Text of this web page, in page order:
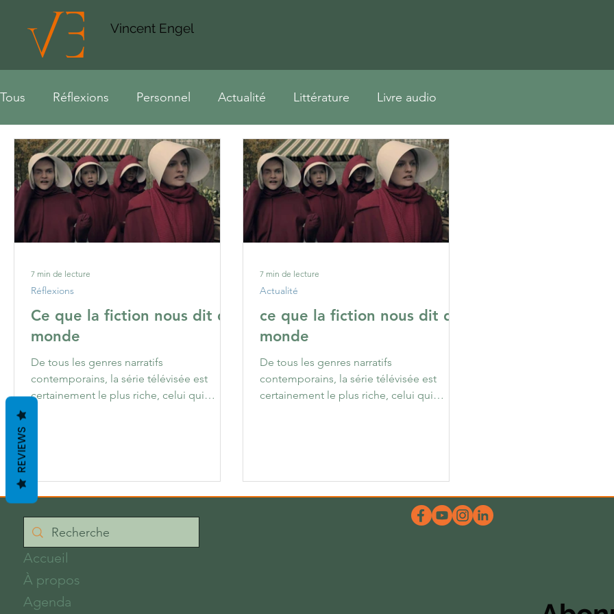
Vincent Engel
Tous Réflexions Personnel Actualité Littérature Livre audio
Ce que la fiction nous dit du
monde
De tous les genres narratifs
contemporains, la série télévisée est
certainement le plus riche, celui qui
Réflexions
7 min de lecture
ce que la fiction nous dit du
monde
De tous les genres narratifs
contemporains, la série télévisée est
certainement le plus riche, celui qui
Actualité
7 min de lecture
Accueil
À propos
Agenda
REVIEWS